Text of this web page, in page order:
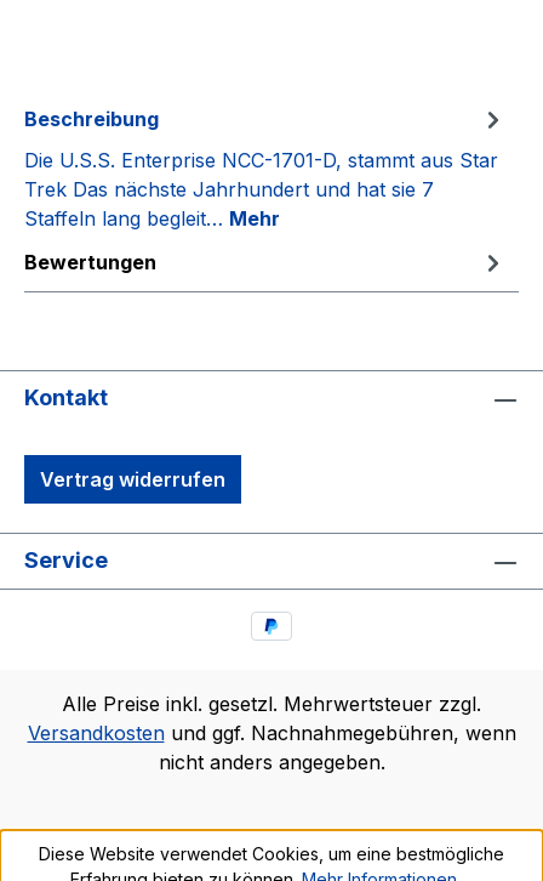
Beschreibung
Die U.S.S. Enterprise NCC-1701-D, stammt aus Star
Trek Das nächste Jahrhundert und hat sie 7
Staffeln lang begleit… Mehr
Bewertungen
Kontakt
Vertrag widerrufen
Service
Alle Preise inkl. gesetzl. Mehrwertsteuer zzgl.
Versandkostenund ggf. Nachnahmegebühren, wenn
nicht anders angegeben.
Diese Website verwendet Cookies, um eine bestmögliche